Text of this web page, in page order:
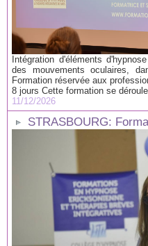
Intégration d'éléments
des mouvements oculaires,
Formation réservée aux
8 jours Cette formation se
11/12/2026
STRASBOURG: